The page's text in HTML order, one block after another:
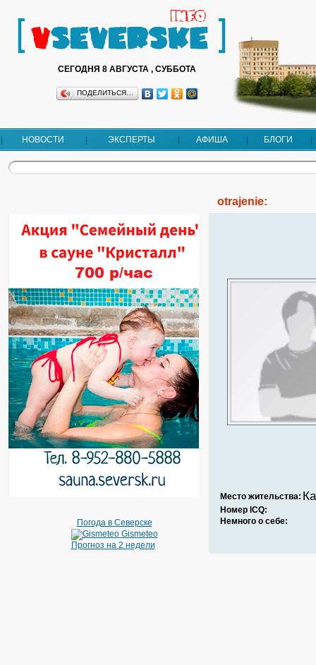
СЕГОДНЯ 8 АВГУСТА , СУББОТА
ПОДЕЛИТЬСЯ…
НОВОСТИ ЭКСПЕРТЫ АФИША БЛОГИ
Погода в Северске
Gismeteo
Прогноз на 2 недели
otrajenie:
Место жительства:
Номер ICQ:
Немного о себе: